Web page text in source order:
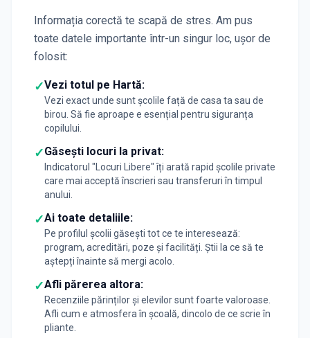
Informația corectă te scapă de stres. Am pus
toate datele importante într-un singur loc, ușor de
folosit:
✓Vezi totul pe Hartă:
Vezi exact unde sunt școlile față de casa ta sau de
birou. Să fie aproape e esențial pentru siguranța
copilului.
✓Găsești locuri la privat:
Indicatorul "Locuri Libere" îți arată rapid școlile private
care mai acceptă înscrieri sau transferuri în timpul
anului.
✓Ai toate detaliile:
Pe profilul școlii găsești tot ce te interesează:
program, acreditări, poze și facilități. Știi la ce să te
aștepți înainte să mergi acolo.
✓Afli părerea altora:
Recenziile părinților și elevilor sunt foarte valoroase.
Afli cum e atmosfera în școală, dincolo de ce scrie în
pliante.